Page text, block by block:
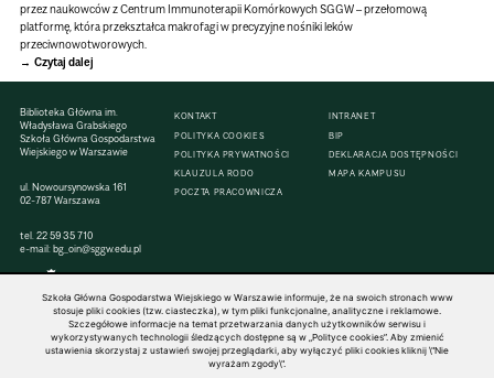
przez naukowców z Centrum Immunoterapii Komórkowych SGGW – przełomową
platformę, która przekształca makrofagi w precyzyjne nośniki leków
przeciwnowotworowych.
Czytaj dalej
Biblioteka Główna im.
Władysława Grabskiego
Szkoła Główna Gospodarstwa
Wiejskiego w Warszawie
ul. Nowoursynowska 161
02-787 Warszawa
tel.22 59 35 710
e-mail:bg_oin@sggw.edu.pl
KONTAKT
POLITYKA COOKIES
POLITYKA PRYWATNOŚCI
KLAUZULA RODO
POCZTA PRACOWNICZA
INTRANET
BIP
DEKLARACJA DOSTĘPNOŚCI
MAPA KAMPUSU
© 1816–2026 SGGW — ALL RIGHTS RESERVED
Szkoła Główna Gospodarstwa Wiejskiego w Warszawie informuje, że na swoich stronach www
stosuje pliki cookies (tzw. ciasteczka), w tym pliki funkcjonalne, analityczne i reklamowe.
Szczegółowe informacje na temat przetwarzania danych użytkowników serwisu i
wykorzystywanych technologii śledzących dostępne są w „Polityce cookies”. Aby zmienić
ustawienia skorzystaj z ustawień swojej przeglądarki, aby wyłączyć pliki cookies kliknij \"Nie
wyrażam zgody\".